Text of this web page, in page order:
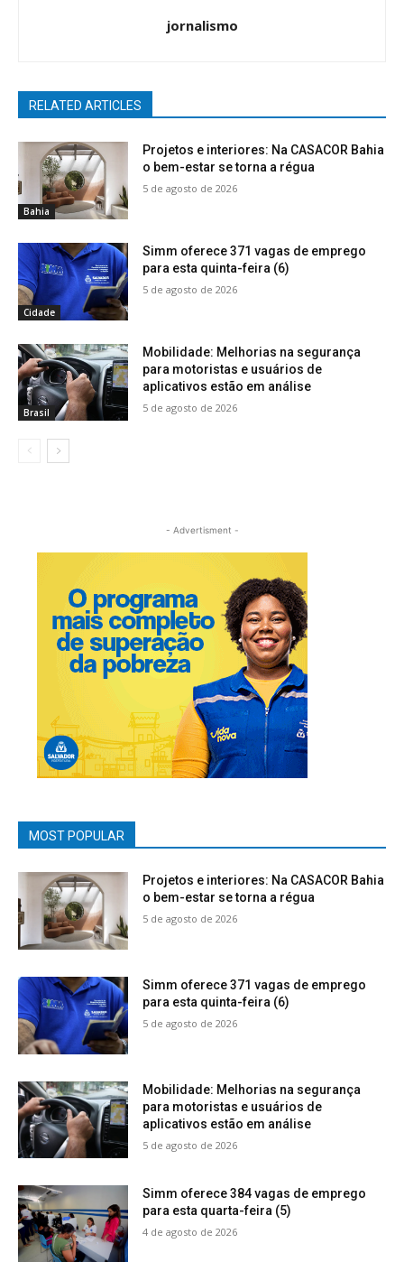
jornalismo
RELATED ARTICLES
Bahia
Projetos e interiores: Na CASACOR Bahia
o bem-estar se torna a régua
5 de agosto de 2026
Cidade
Simm oferece 371 vagas de emprego
para esta quinta-feira (6)
5 de agosto de 2026
Brasil
Mobilidade: Melhorias na segurança
para motoristas e usuários de
aplicativos estão em análise
5 de agosto de 2026
- Advertisment -
MOST POPULAR
Projetos e interiores: Na CASACOR Bahia
o bem-estar se torna a régua
5 de agosto de 2026
Simm oferece 371 vagas de emprego
para esta quinta-feira (6)
5 de agosto de 2026
Mobilidade: Melhorias na segurança
para motoristas e usuários de
aplicativos estão em análise
5 de agosto de 2026
Simm oferece 384 vagas de emprego
para esta quarta-feira (5)
4 de agosto de 2026